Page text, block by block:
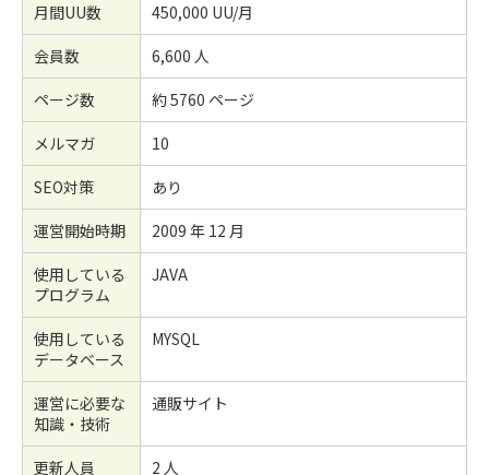
月間UU数
450,000 UU/月
会員数
6,600 人
ページ数
約 5760 ページ
メルマガ
10
SEO対策
あり
運営開始時期
2009 年 12 月
使用している
プログラム
JAVA
使用している
データベース
MYSQL
運営に必要な
知識・技術
通販サイト
更新人員
2 人